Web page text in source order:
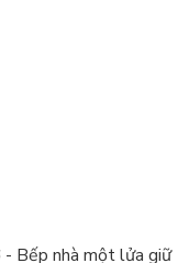
Bếp nhà một lửa giữ vị